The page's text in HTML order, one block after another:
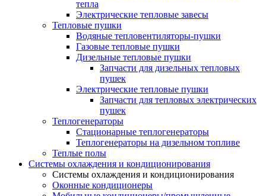
тепла
Электрические тепловые завесы
Тепловые пушки
Водяные тепловентиляторы-пушки
Газовые тепловые пушки
Дизельные тепловые пушки
Запчасти для дизельных тепловых
пушек
Электрические тепловые пушки
Запчасти для тепловых электрических
пушек
Теплогенераторы
Cтационарные теплогенераторы
Теплогенераторы на дизельном топливе
Теплые полы
Системы охлаждения и кондиционирования
Системы охлаждения и кондиционирования
Оконные кондиционеры